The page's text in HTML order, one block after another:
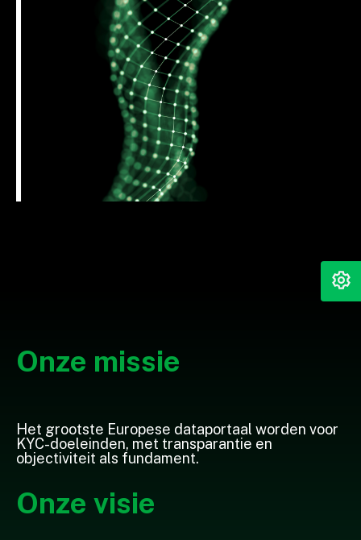
Onze missie
Het grootste Europese dataportaal worden voor
KYC-doeleinden, met transparantie en
objectiviteit als fundament.
Onze visie